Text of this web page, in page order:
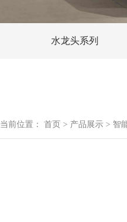
水龙头系列
当前位置： 首页 > 产品展示 > 智